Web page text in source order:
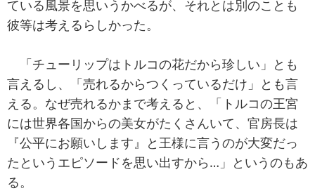
ている風景を思いうかべるが、それとは別のことも
彼等は考えるらしかった。
「チューリップはトルコの花だから珍しい」とも
言えるし、「売れるからつくっているだけ」とも言
える。なぜ売れるかまで考えると、「トルコの王宮
には世界各国からの美女がたくさんいて、官房長は
『公平にお願いします』と王様に言うのが大変だっ
たというエピソードを思い出すから…」というのもあ
る。